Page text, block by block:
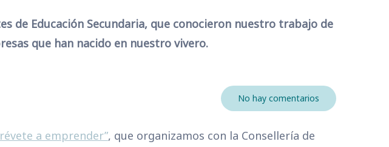
de Educación Secundaria, que conocieron nuestro trabajo de
que han nacido en nuestro vivero.
No hay comentarios
a emprender”, que organizamos con la Consellería de